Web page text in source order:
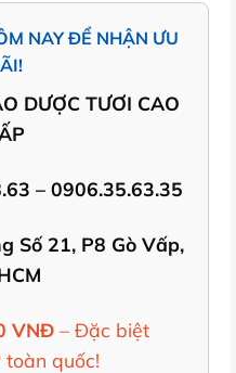
NAY ĐỂ NHẬN ƯU
DƯỢC TƯƠI CAO
– 0906.35.63.35
Số 21, P8 Gò Vấp,
VNĐ– Đặc biệt
toàn quốc!